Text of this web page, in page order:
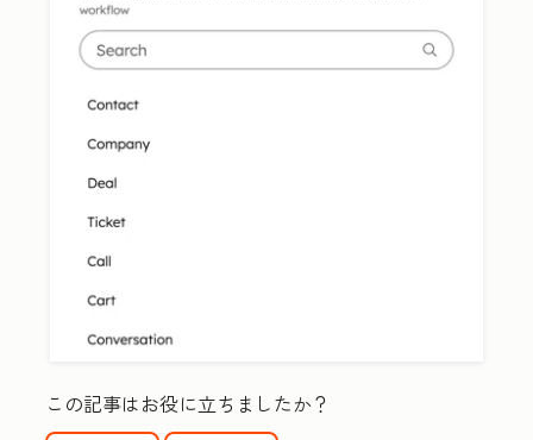
この記事はお役に立ちましたか？